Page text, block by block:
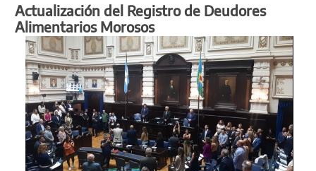
Actualización del Registro de Deudores
Alimentarios Morosos